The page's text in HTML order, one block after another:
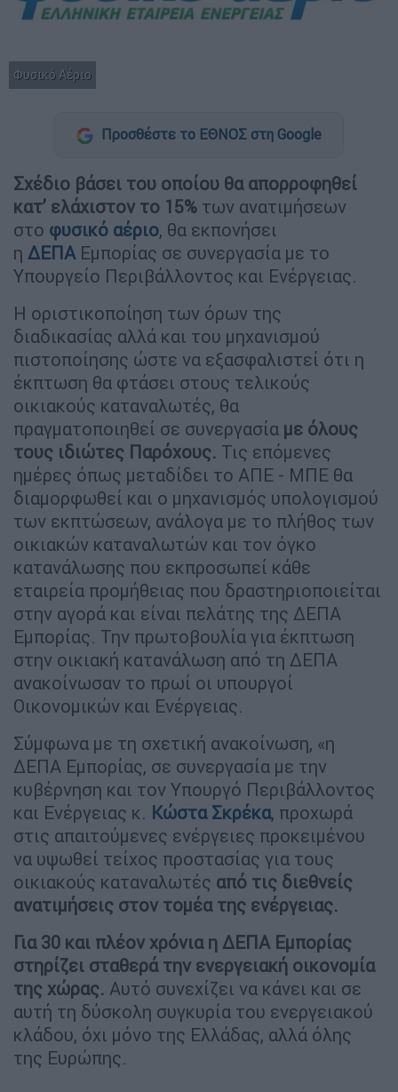
Φυσικό Αέριο
Προσθέστε το ΕΘΝΟΣ στη Google
Σχέδιο βάσει του οποίου θα απορροφηθεί
κατ’ ελάχιστον το 15% των ανατιμήσεων
στο φυσικό αέριο, θα εκπονήσει
η ΔΕΠΑ Εμπορίας σε συνεργασία με το
Υπουργείο Περιβάλλοντος και Ενέργειας.
Η οριστικοποίηση των όρων της
διαδικασίας αλλά και του μηχανισμού
πιστοποίησης ώστε να εξασφαλιστεί ότι η
έκπτωση θα φτάσει στους τελικούς
οικιακούς καταναλωτές, θα
πραγματοποιηθεί σε συνεργασία με όλους
τους ιδιώτες Παρόχους. Τις επόμενες
ημέρες όπως μεταδίδει το ΑΠΕ - ΜΠΕ θα
διαμορφωθεί και ο μηχανισμός υπολογισμού
των εκπτώσεων, ανάλογα με το πλήθος των
οικιακών καταναλωτών και τον όγκο
κατανάλωσης που εκπροσωπεί κάθε
εταιρεία προμήθειας που δραστηριοποιείται
στην αγορά και είναι πελάτης της ΔΕΠΑ
Εμπορίας. Την πρωτοβουλία για έκπτωση
στην οικιακή κατανάλωση από τη ΔΕΠΑ
ανακοίνωσαν το πρωί οι υπουργοί
Οικονομικών και Ενέργειας.
Σύμφωνα με τη σχετική ανακοίνωση, «η
ΔΕΠΑ Εμπορίας, σε συνεργασία με την
κυβέρνηση και τον Υπουργό Περιβάλλοντος
και Ενέργειας κ. Κώστα Σκρέκα, προχωρά
στις απαιτούμενες ενέργειες προκειμένου
να υψωθεί τείχος προστασίας για τους
οικιακούς καταναλωτές από τις διεθνείς
ανατιμήσεις στον τομέα της ενέργειας.
Για 30 και πλέον χρόνια η ΔΕΠΑ Εμπορίας
στηρίζει σταθερά την ενεργειακή οικονομία
της χώρας. Αυτό συνεχίζει να κάνει και σε
αυτή τη δύσκολη συγκυρία του ενεργειακού
κλάδου, όχι μόνο της Ελλάδας, αλλά όλης
της Ευρώπης.